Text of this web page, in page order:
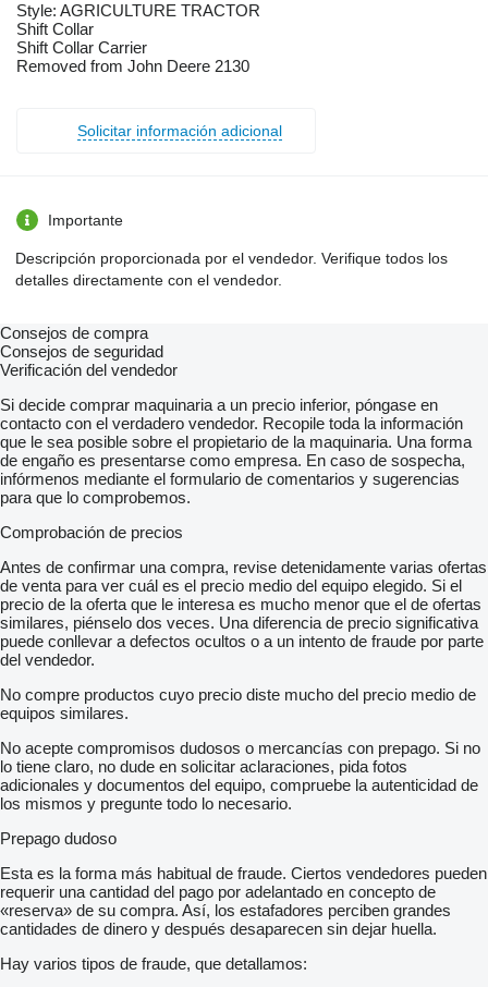
Style: AGRICULTURE TRACTOR
Shift Collar
Shift Collar Carrier
Removed from John Deere 2130
Solicitar información adicional
Importante
Descripción proporcionada por el vendedor. Verifique todos los
detalles directamente con el vendedor.
Consejos de compra
Consejos de seguridad
Verificación del vendedor
Si decide comprar maquinaria a un precio inferior, póngase en
contacto con el verdadero vendedor. Recopile toda la información
que le sea posible sobre el propietario de la maquinaria. Una forma
de engaño es presentarse como empresa. En caso de sospecha,
infórmenos mediante el formulario de comentarios y sugerencias
para que lo comprobemos.
Comprobación de precios
Antes de confirmar una compra, revise detenidamente varias ofertas
de venta para ver cuál es el precio medio del equipo elegido. Si el
precio de la oferta que le interesa es mucho menor que el de ofertas
similares, piénselo dos veces. Una diferencia de precio significativa
puede conllevar a defectos ocultos o a un intento de fraude por parte
del vendedor.
No compre productos cuyo precio diste mucho del precio medio de
equipos similares.
No acepte compromisos dudosos o mercancías con prepago. Si no
lo tiene claro, no dude en solicitar aclaraciones, pida fotos
adicionales y documentos del equipo, compruebe la autenticidad de
los mismos y pregunte todo lo necesario.
Prepago dudoso
Esta es la forma más habitual de fraude. Ciertos vendedores pueden
requerir una cantidad del pago por adelantado en concepto de
«reserva» de su compra. Así, los estafadores perciben grandes
cantidades de dinero y después desaparecen sin dejar huella.
Hay varios tipos de fraude, que detallamos: